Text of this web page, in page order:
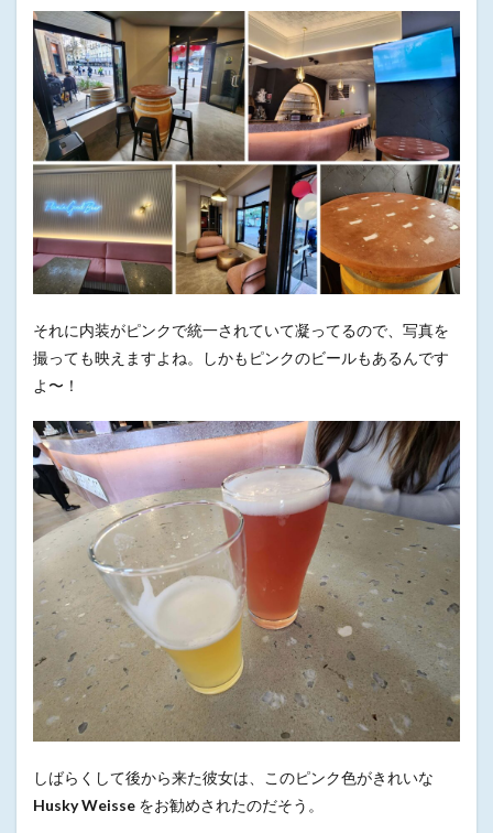
それに内装がピンクで統一されていて凝ってるので、写真を
撮っても映えますよね。しかもピンクのビールもあるんです
よ〜！
しばらくして後から来た彼女は、このピンク色がきれいな
Husky Weisse をお勧めされたのだそう。